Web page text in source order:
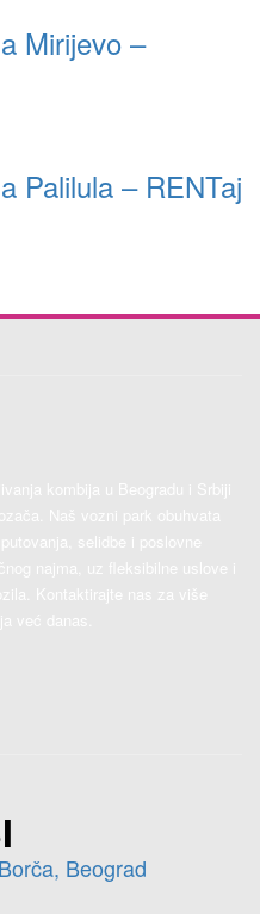
Mirijevo –
Palilula – RENTaj
Beograd